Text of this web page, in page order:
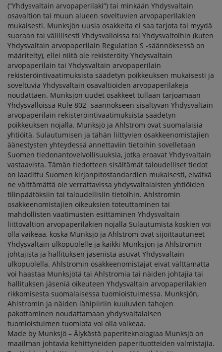
(”Yhdysvaltain arvopaperilaki”) tai minkään Yhdysvaltain
osavaltion tai muun alueen soveltuvien arvopaperilakien
mukaisesti. Munksjön uusia osakkeita ei saa tarjota tai myydä
suoraan tai välillisesti Yhdysvalloissa tai Yhdysvaltoihin (kuten
Yhdysvaltain arvopaperilain Regulation S -säännöksessä on
määritelty), ellei niitä ole rekisteröity Yhdysvaltain
arvopaperilain tai Yhdysvaltain arvopaperilain
rekisteröintivaatimuksista säädetyn poikkeuksen mukaisesti ja
soveltuvia Yhdysvaltain osavaltioiden arvopaperilakeja
noudattaen. Munksjön uudet osakkeet tullaan tarjoamaan
Yhdysvalloissa Rule 802 -säännökseen sisältyvän Yhdysvaltain
arvopaperilain rekisteröintivaatimuksista säädetyn
poikkeuksen nojalla. Munksjö ja Ahlstrom ovat suomalaisia
yhtiöitä. Sulautumisen ja tähän liittyvien osakkeenomistajien
äänestysten yhteydessä annettaviin tietoihin sovelletaan
Suomen tiedonantovelvollisuuksia, jotka eroavat Yhdysvaltain
vastaavista. Tämän tiedotteen sisältämät taloudelliset tiedot
on laadittu Suomen kirjanpitostandardien mukaisesti, eivätkä
ne välttämättä ole verrattavissa yhdysvaltalaisten yhtiöiden
tilinpäätöksiin tai taloudellisiin tietoihin. Ahlstromin
osakkeenomistajien oikeuksien toteuttaminen tai
mahdollisten vaatimusten esittäminen Yhdysvaltain
liittovaltion arvopaperilakien nojalla Sulautumista koskien voi
olla vaikeaa, koska Munksjö ja Ahlstrom ovat sijoittautuneet
Yhdysvaltain ulkopuolelle ja kaikki Munksjön ja Ahlstromin
johtajista ja hallituksen jäsenistä asuvat Yhdysvaltain
ulkopuolella. Ahlstromin osakkeenomistajat eivät välttämättä
voi haastaa Munksjötä tai Ahlstromia tai näiden johtajia tai
hallituksen jäseniä oikeuteen Yhdysvaltain arvopaperilakien
rikkomisesta suomalaisessa tuomioistuimessa. Munksjön,
Ahlstromin ja näiden lähipiiriin kuuluvien tahojen
pakottaminen noudattamaan yhdysvaltalaisen
tuomioistuimen tuomiota voi olla vaikeaa.
Made by Munksjö – Älykästä paperiteknologiaa Munksjö on
maailman johtavia kehittyneiden paperituotteiden valmistajia.